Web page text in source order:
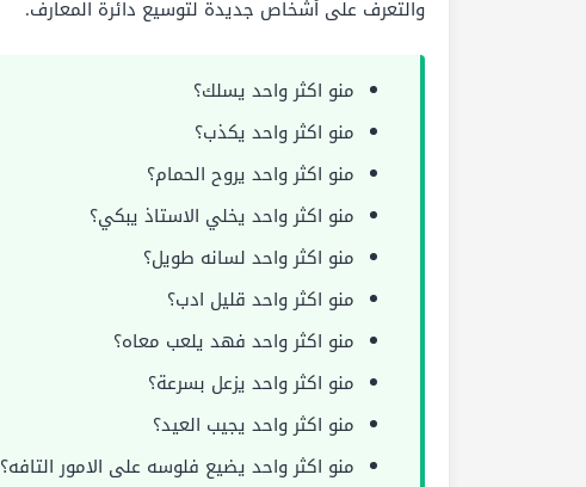
والتعرف على أشخاص جديدة لتوسيع دائرة المعارف.
منو اكثر واحد يسلك؟
منو اكثر واحد يكذب؟
منو اكثر واحد يروح الحمام؟
منو اكثر واحد يخلي الاستاذ يبكي؟
منو اكثر واحد لسانه طويل؟
منو اكثر واحد قليل ادب؟
منو اكثر واحد فهد يلعب معاه؟
منو اكثر واحد يزعل بسرعة؟
منو اكثر واحد يجيب العيد؟
منو اكثر واحد يضيع فلوسه على الامور التافه؟